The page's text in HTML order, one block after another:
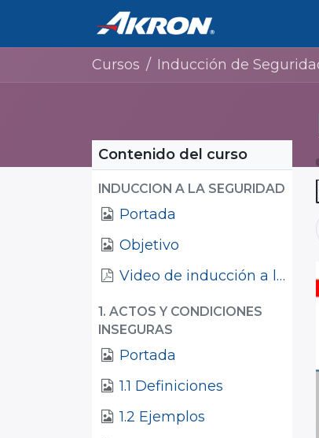
Cursos Inducción de Seguridad y Ambiente
Contenido del curso
INDUCCION A LA SEGURIDAD
Portada
Objetivo
Video de inducción a la empresa
1. ACTOS Y CONDICIONES
INSEGURAS
Portada
1.1 Definiciones
1.2 Ejemplos